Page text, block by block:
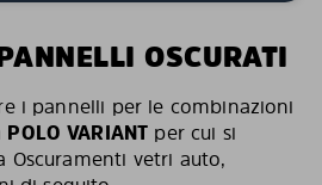
OSCURATI
i pannelli per le combinazioni
VARIANT per cui si
Oscuramenti vetri auto,